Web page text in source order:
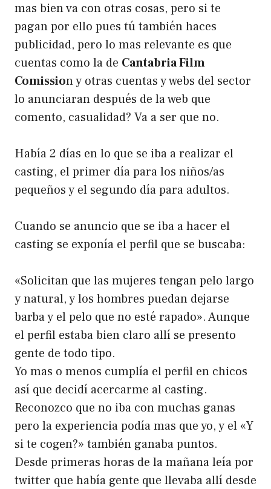
mas bien va con otras cosas, pero si te
pagan por ello pues tú también haces
publicidad, pero lo mas relevante es que
cuentas como la de Cantabria Film
Comission y otras cuentas y webs del sector
lo anunciaran después de la web que
comento, casualidad? Va a ser que no.
Había 2 días en lo que se iba a realizar el
casting, el primer día para los niños/as
pequeños y el segundo día para adultos.
Cuando se anuncio que se iba a hacer el
casting se exponía el perfil que se buscaba:
«Solicitan que las mujeres tengan pelo largo
y natural, y los hombres puedan dejarse
barba y el pelo que no esté rapado». Aunque
el perfil estaba bien claro allí se presento
gente de todo tipo.
Yo mas o menos cumplía el perfil en chicos
así que decidí acercarme al casting.
Reconozco que no iba con muchas ganas
pero la experiencia podía mas que yo, y el «Y
si te cogen?» también ganaba puntos.
Desde primeras horas de la mañana leía por
twitter que había gente que llevaba allí desde